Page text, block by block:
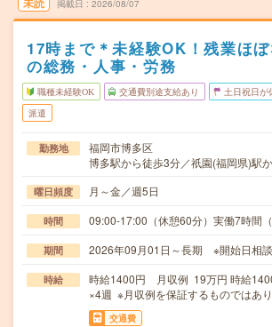
掲載日 2026/08/07
17時まで＊未経験OK！残業ほ
の総務・人事・労務
職種未経験OK 交通費別途支給あり 土日祝日が
派遣
勤務地
福岡市博多区
博多駅から徒歩3分／祇園(福岡県)駅
曜日頻度 月～金／週5日
時間 09:00-17:00（休憩60分）実働7時間（
期間 2026年09月01日～長期 ※開始日相
時給
時給1400円 月収例 19万円 時給
×4週 ※月収例を保証するものではあり
交通費